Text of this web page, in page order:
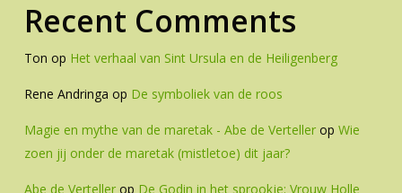
Recent Comments
Ton op Het verhaal van Sint Ursula en de Heiligenberg
Rene Andringa op De symboliek van de roos
Magie en mythe van de maretak - Abe de Vertellerop Wie
zoen jij onder de maretak (mistletoe) dit jaar?
Abe de Vertellerop De Godin in het sprookje: Vrouw Holle